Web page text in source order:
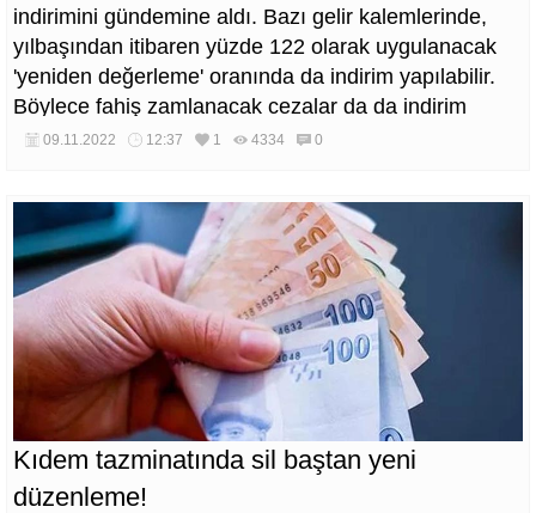
indirimini gündemine aldı. Bazı gelir kalemlerinde,
yılbaşından itibaren yüzde 122 olarak uygulanacak
'yeniden değerleme' oranında da indirim yapılabilir.
Böylece fahiş zamlanacak cezalar da da indirim
yapılmış olacak.
09.11.2022 12:37 1 4334 0
Kıdem tazminatında sil baştan yeni
düzenleme!